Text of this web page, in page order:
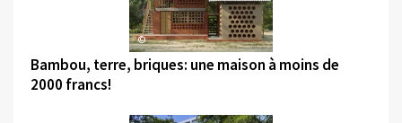
©
Bambou, terre, briques: une maison à moins de
2000 francs!